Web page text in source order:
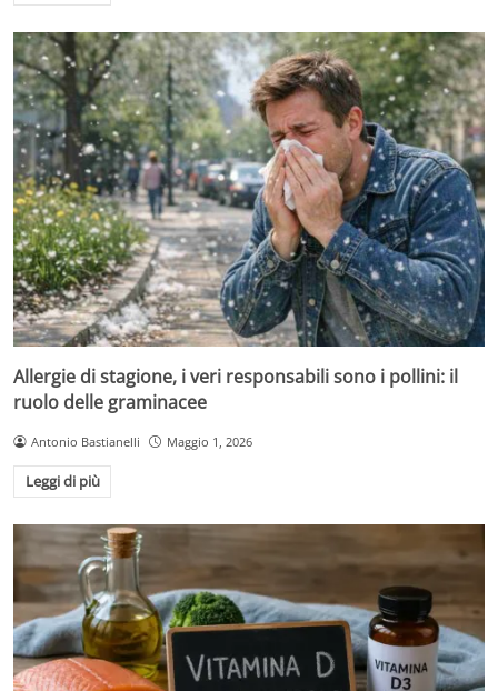
Allergie di stagione, i veri responsabili sono i pollini: il
ruolo delle graminacee
Antonio Bastianelli Maggio 1, 2026
Leggi di più